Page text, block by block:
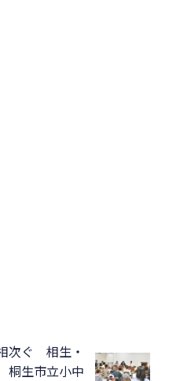
次ぐ 相生・
桐生市立小中